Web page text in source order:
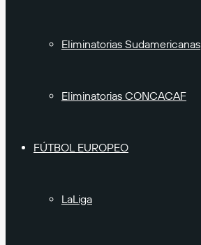
Eliminatorias Sudamericanas
Eliminatorias CONCACAF
FÚTBOL EUROPEO
LaLiga